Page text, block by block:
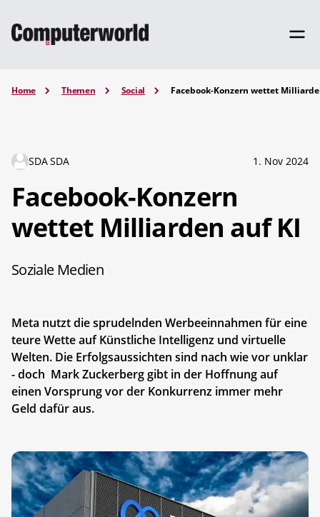
Home Themen Social Facebook-Konzern wettet
SDA SDA 1. Nov 2024
Facebook-Konzern
wettet Milliarden auf KI
Soziale Medien
Meta nutzt die sprudelnden Werbeeinnahmen für eine
teure Wette auf Künstliche Intelligenz und virtuelle
Welten. Die Erfolgsaussichten sind nach wie vor unklar
- doch Mark Zuckerberg gibt in der Hoffnung auf
einen Vorsprung vor der Konkurrenz immer mehr
Geld dafür aus.